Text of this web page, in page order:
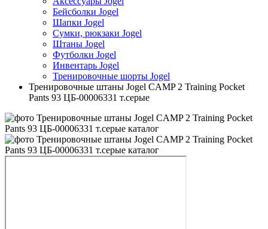
Бейсболки Jogel
Шапки Jogel
Сумки, рюкзаки Jogel
Штаны Jogel
Футболки Jogel
Инвентарь Jogel
Тренировочные шорты Jogel
Тренировочные штаны Jogel CAMP 2 Training Pocket
Pants 93 ЦБ-00006331 т.серые